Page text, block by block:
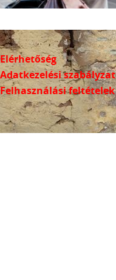
Elérhetőség
Adatkezelési szabályzat
Felhasználási feltételek